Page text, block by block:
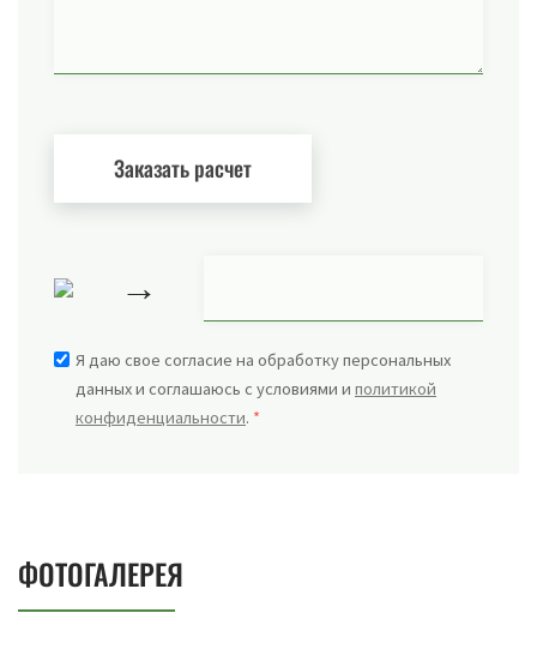
→
Я даю свое согласие на обработку персональных
данных и соглашаюсь с условиями и политикой
конфиденциальности. *
ФОТОГАЛЕРЕЯ